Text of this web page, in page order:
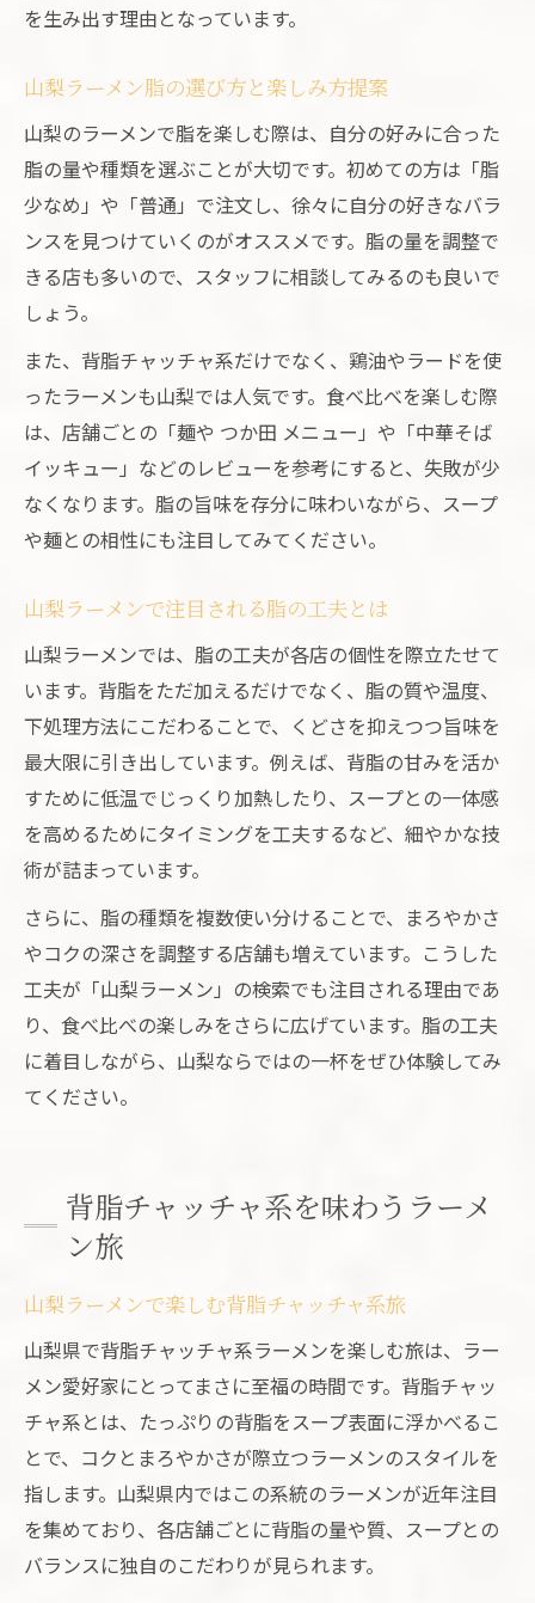
を生み出す理由となっています。
山梨ラーメン脂の選び方と楽しみ方提案
山梨のラーメンで脂を楽しむ際は、自分の好みに合った
脂の量や種類を選ぶことが大切です。初めての方は「脂
少なめ」や「普通」で注文し、徐々に自分の好きなバラ
ンスを見つけていくのがオススメです。脂の量を調整で
きる店も多いので、スタッフに相談してみるのも良いで
しょう。
また、背脂チャッチャ系だけでなく、鶏油やラードを使
ったラーメンも山梨では人気です。食べ比べを楽しむ際
は、店舗ごとの「麺や つか田 メニュー」や「中華そば
イッキュー」などのレビューを参考にすると、失敗が少
なくなります。脂の旨味を存分に味わいながら、スープ
や麺との相性にも注目してみてください。
山梨ラーメンで注目される脂の工夫とは
山梨ラーメンでは、脂の工夫が各店の個性を際立たせて
います。背脂をただ加えるだけでなく、脂の質や温度、
下処理方法にこだわることで、くどさを抑えつつ旨味を
最大限に引き出しています。例えば、背脂の甘みを活か
すために低温でじっくり加熱したり、スープとの一体感
を高めるためにタイミングを工夫するなど、細やかな技
術が詰まっています。
さらに、脂の種類を複数使い分けることで、まろやかさ
やコクの深さを調整する店舗も増えています。こうした
工夫が「山梨ラーメン」の検索でも注目される理由であ
り、食べ比べの楽しみをさらに広げています。脂の工夫
に着目しながら、山梨ならではの一杯をぜひ体験してみ
てください。
背脂チャッチャ系を味わうラーメ
ン旅
山梨ラーメンで楽しむ背脂チャッチャ系旅
山梨県で背脂チャッチャ系ラーメンを楽しむ旅は、ラー
メン愛好家にとってまさに至福の時間です。背脂チャッ
チャ系とは、たっぷりの背脂をスープ表面に浮かべるこ
とで、コクとまろやかさが際立つラーメンのスタイルを
指します。山梨県内ではこの系統のラーメンが近年注目
を集めており、各店舗ごとに背脂の量や質、スープとの
バランスに独自のこだわりが見られます。